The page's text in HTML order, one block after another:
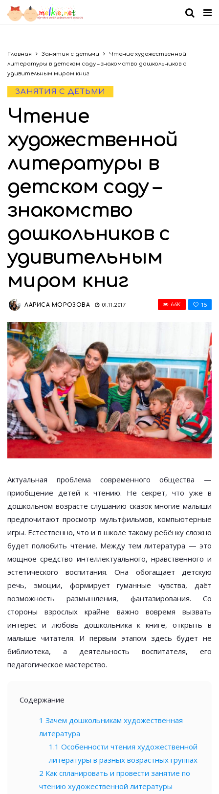
Главная Занятия с детьми
Чтение художественной
литературы в детском саду – знакомство дошкольников с
удивительным миром книг
ЗАНЯТИЯ С ДЕТЬМИ
Чтение
художественной
литературы в
детском саду –
знакомство
дошкольников с
удивительным
миром книг
ЛАРИСА МОРОЗОВА 01.11.2017 15
66K
Актуальная проблема современного общества —
приобщение детей к чтению. Не секрет, что уже в
дошкольном возрасте слушанию сказок многие малыши
предпочитают просмотр мультфильмов, компьютерные
игры. Естественно, что и в школе такому ребёнку сложно
будет полюбить чтение. Между тем литература — это
мощное средство интеллектуального, нравственного и
эстетического воспитания. Она обогащает детскую
речь, эмоции, формирует гуманные чувства, даёт
возможность размышления, фантазирования. Со
стороны взрослых крайне важно вовремя вызвать
интерес и любовь дошкольника к книге, открыть в
малыше читателя. И первым этапом здесь будет не
библиотека, а деятельность воспитателя, его
педагогическое мастерство.
Содержание
1 Зачем дошкольникам художественная
литература
1.1 Особенности чтения художественной
литературы в разных возрастных группах
2 Как спланировать и провести занятие по
чтению художественной литературы